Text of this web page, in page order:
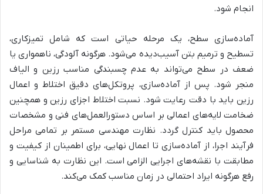
انجام شود.
آماده‌سازی سطح، یک مرحله حیاتی است که شامل تمیزکاری،
تسطیح و ترمیم بتن آسیب‌دیده می‌شود. هرگونه آلودگی، ناهمواری یا
ضعف در سطح می‌تواند به عدم چسبندگی مناسب رزین و الیاف
منجر شود. پس از آماده‌سازی، پروتکل‌های دقیق اختلاط و اعمال
رزین باید با دقت رعایت شود. نسبت اختلاط اجزای رزین و همچنین
ضخامت لایه‌های اعمالی بر اساس دستورالعمل‌های فنی و مشخصات
محصول باید کنترل گردد. نظارت مهندسی مستمر بر تمامی مراحل
فرآیند اجرا، از آماده‌سازی تا اعمال نهایی، برای اطمینان از کیفیت و
مطابقت با نقشه‌های اجرایی الزامی است. این نظارت به شناسایی و
رفع هرگونه ایراد احتمالی در زمان مناسب کمک می‌کند.